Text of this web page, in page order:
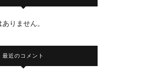
りません。
最近のコメント